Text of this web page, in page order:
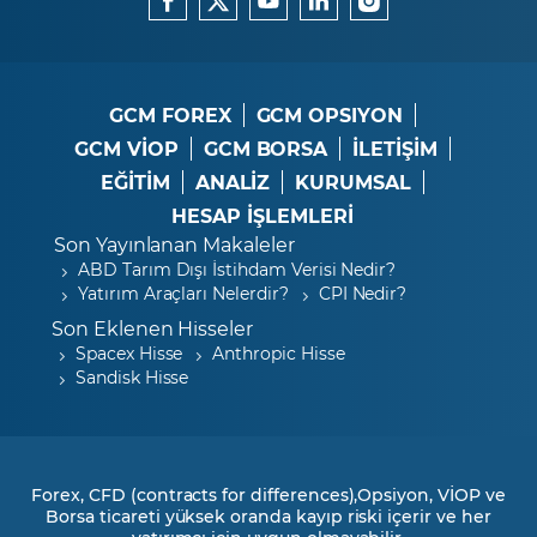
GCM FOREX
GCM OPSIYON
GCM VİOP
GCM BORSA
İLETİŞİM
EĞİTİM
ANALİZ
KURUMSAL
HESAP İŞLEMLERİ
Son Yayınlanan Makaleler
ABD Tarım Dışı İstihdam Verisi Nedir?
Yatırım Araçları Nelerdir?
CPI Nedir?
Son Eklenen Hisseler
Spacex Hisse
Anthropic Hisse
Sandisk Hisse
Forex, CFD (contracts for differences),Opsiyon, VİOP ve
Borsa ticareti yüksek oranda kayıp riski içerir ve her